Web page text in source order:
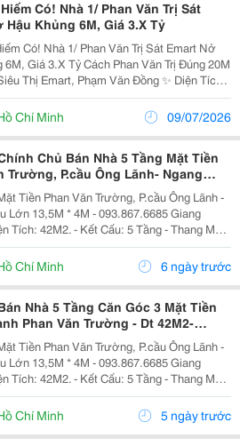
Có! Nhà 1/ Phan Văn Trị Sát
Hậu Khủng 6M, Giá 3.X Tỷ
Có! Nhà 1/ Phan Văn Trị Sát Emart Nở
Tỷ Cách Phan Văn Trị Đúng 20M
Thị Emart, Phạm Văn Đồng ✨ Diện Tích
Điền 6M Rất Đẹp Kết Cấu 2 Tầng,
Dọn Vào Ở Ngay Hoặc Sửa Nhẹ Giá Cam...
Chí Minh 09/07/2026
Chủ Bán Nhà 5 Tầng Mặt Tiền
Trường, P.cầu Ông Lãnh- Ngang
Trí Hiếm Nhà 3 Mặt Tiền Lớn
Tiền Phan Văn Trường, P.cầu Ông Lãnh -
Lớn 13,5M * 4M - 093.867.6685 Giang
Vươn Ban Công Ra Rộng 4,5M - Các
Kế Làm Vp Cty. - Đang Sẵn...
Chí Minh 6 ngày trước
Nhà 5 Tầng Căn Góc 3 Mặt Tiền
Phan Văn Trường - Dt 42M2-
13M*4M- Chính Chủ Giang Giang
Tiền Phan Văn Trường, P.cầu Ông Lãnh -
Lớn 13,5M * 4M - 093.867.6685 Giang
Vươn Ban Công Ra Rộng 4,5M - Các
Kế Làm Vp Cty. - Đang Sẵn...
Chí Minh 5 ngày trước